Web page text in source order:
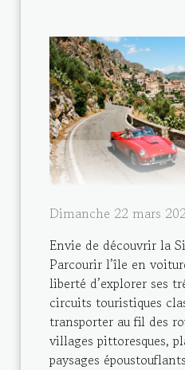
Dimanche 22 mars
Envie de découvrir la
Parcourir l’île en
liberté d’explorer ses
circuits touristiques
transporter au fil des
villages pittoresques,
paysages